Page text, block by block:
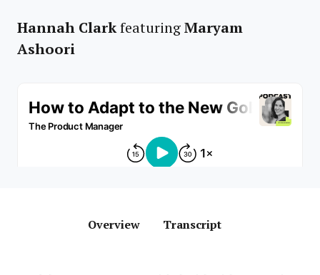
Hannah ClarkfeaturingMaryam
Ashoori
Overview Transcript